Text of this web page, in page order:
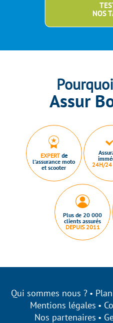
NOS
Pourquoi
Assur
EXPERTde
l’assurance moto
et scooter
24H/
Plus de 20 000
clients assurés
DEPUIS 2011
Qui sommes nous ?
Mentions légales
Nos partenaires